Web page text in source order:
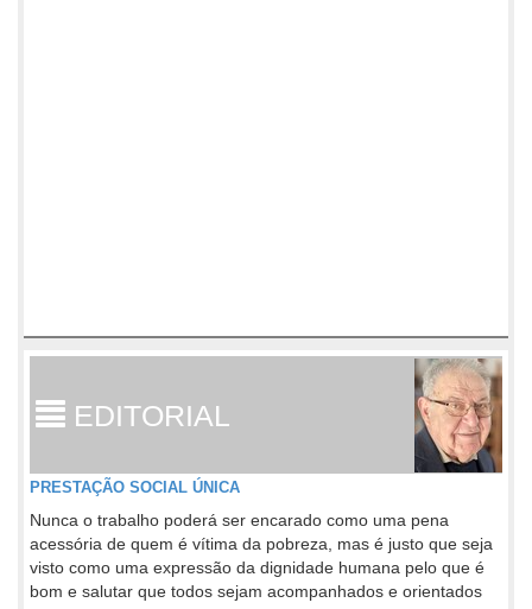
EDITORIAL
PRESTAÇÃO SOCIAL ÚNICA
Nunca o trabalho poderá ser encarado como uma pena
acessória de quem é vítima da pobreza, mas é justo que seja
visto como uma expressão da dignidade humana pelo que é
bom e salutar que todos sejam acompanhados e orientados